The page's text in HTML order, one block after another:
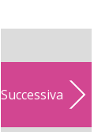
Successiva